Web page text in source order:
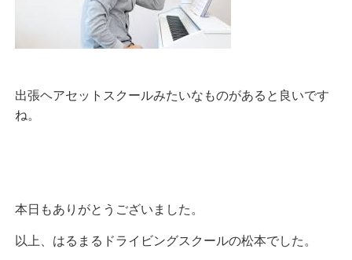
出張ヘアセットスクールみたいなものがあると良いです
ね。
本日もありがとうございました。
以上、はるまるドライビングスクールの松本でした。